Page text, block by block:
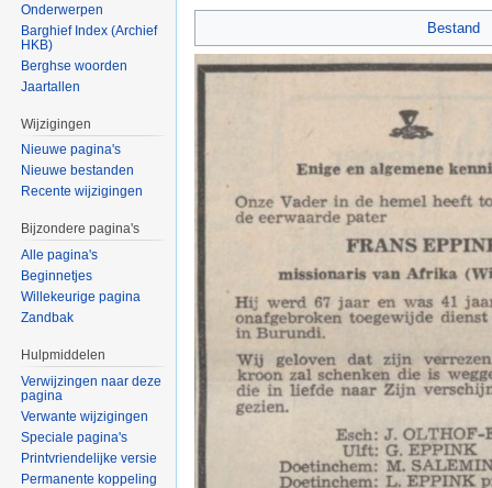
Bestand
Onderwerpen
Barghief Index (Archief
HKB)
Berghse woorden
Jaartallen
Wijzigingen
Nieuwe pagina's
Nieuwe bestanden
Recente wijzigingen
Bijzondere pagina's
Alle pagina's
Beginnetjes
Willekeurige pagina
Zandbak
Hulpmiddelen
Verwijzingen naar deze
pagina
Verwante wijzigingen
Speciale pagina's
Printvriendelijke versie
Permanente koppeling